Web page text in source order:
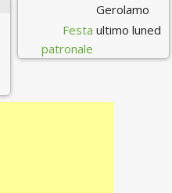
Gerolamo
Festa
patronale
ultimo luned